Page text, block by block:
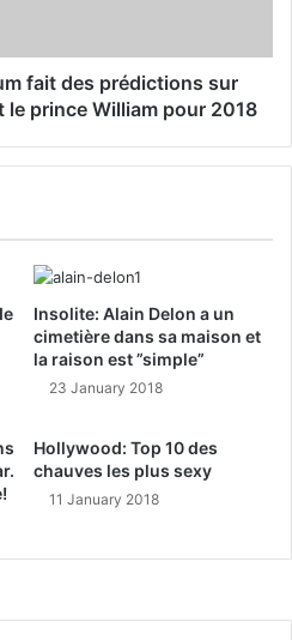
fait des prédictions sur
le prince William pour 2018
Insolite: Alain Delon a un
cimetière dans sa maison et
la raison est ”simple”
23 January 2018
Hollywood: Top 10 des
chauves les plus sexy
11 January 2018